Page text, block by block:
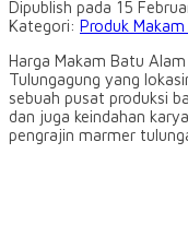
Dipublish pada 15
Kategori: Produk
Harga Makam Batu
Tulungagung yang
sebuah pusat produksi
dan juga keindahan
pengrajin marmer